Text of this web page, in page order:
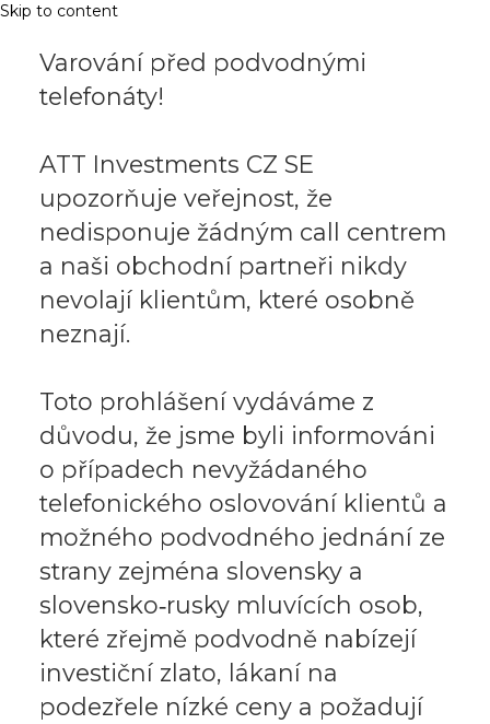
Skip to content
Varování před podvodnými
telefonáty!
ATT Investments CZ SE
upozorňuje veřejnost, že
nedisponuje žádným call centrem
a naši obchodní partneři nikdy
nevolají klientům, které osobně
neznají.
Toto prohlášení vydáváme z
důvodu, že jsme byli informováni
o případech nevyžádaného
telefonického oslovování klientů a
možného podvodného jednání ze
strany zejména slovensky a
slovensko‑rusky mluvících osob,
které zřejmě podvodně nabízejí
investiční zlato, lákaní na
podezřele nízké ceny a požadují